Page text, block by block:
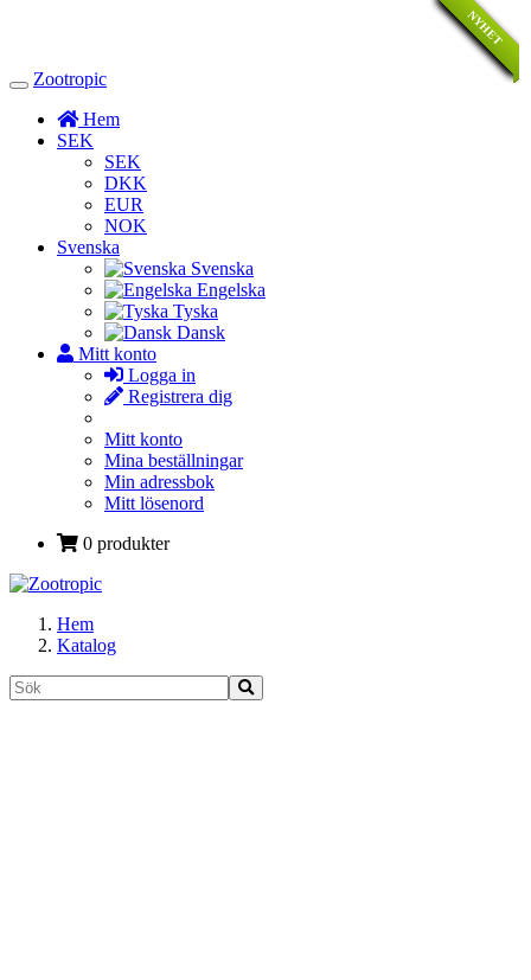
Toggle
Navigation
Zootropic
Hem
SEK
SEK
DKK
EUR
NOK
Svenska
Svenska
Engelska
Tyska
Dansk
Mitt konto
Logga in
Registrera dig
Mitt konto
Mina beställningar
Min adressbok
Mitt lösenord
0 produkter
Hem
Katalog
REA
REA
REA
REA
NYHET
NYHET
NYHET
NYHET